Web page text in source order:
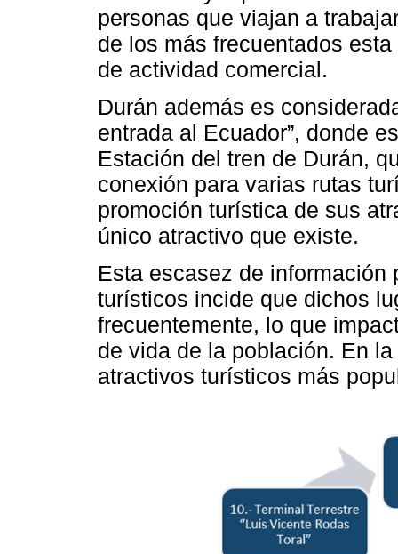
personas que viajan a
de los más frecuentados
de actividad comercial.
Durán además es
entrada al Ecuador”, donde
Estación del tren de Durán,
conexión para varias rutas
promoción turística de sus
único atractivo que existe.
Esta escasez de
turísticos incide que dichos
frecuentemente, lo que
de vida de la población. En la
atractivos turísticos más